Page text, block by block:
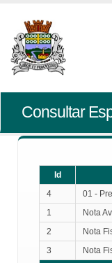
Consultar
Id
4
01 -
1
Nota
2
Nota
3
Nota